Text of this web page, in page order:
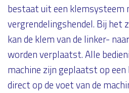
bestaat uit een klemsysteem
vergrendelingshendel. Bij het
kan de klem van de linker-
worden verplaatst. Alle
machine zijn geplaatst op
direct op de voet van de